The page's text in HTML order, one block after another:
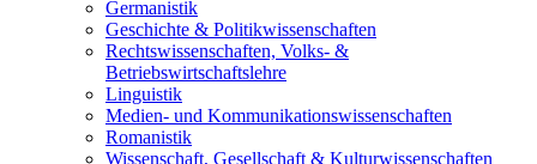
Germanistik
Geschichte & Politikwissenschaften
Rechtswissenschaften, Volks- &
Betriebswirtschaftslehre
Linguistik
Medien- und Kommunikationswissenschaften
Romanistik
Wissenschaft, Gesellschaft & Kulturwissenschaften